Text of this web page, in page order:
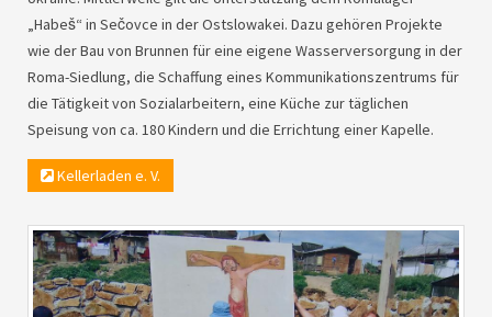
„Habeš“ in Sečovce in der Ostslowakei. Dazu gehören Projekte
wie der Bau von Brunnen für eine eigene Wasserversorgung in der
Roma-Siedlung, die Schaffung eines Kommunikationszentrums für
die Tätigkeit von Sozialarbeitern, eine Küche zur täglichen
Speisung von ca. 180 Kindern und die Errichtung einer Kapelle.
Kellerladen e. V.